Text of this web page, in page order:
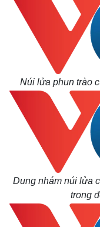
Núi lửa phun trào
Dung nhám núi lửa
trong